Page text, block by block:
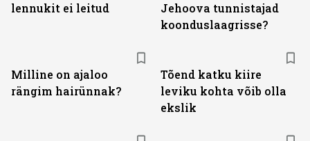
lennukit ei leitud
Jehoova tunnistajad
koonduslaagrisse?
Milline on ajaloo
rängim hairünnak?
Tõend katku kiire
leviku kohta võib olla
ekslik